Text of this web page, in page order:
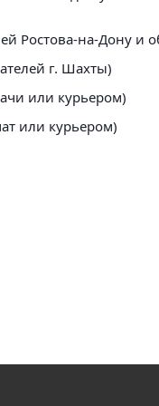
Ростова-на-Дону и
г. Шахты)
или курьером)
или курьером)